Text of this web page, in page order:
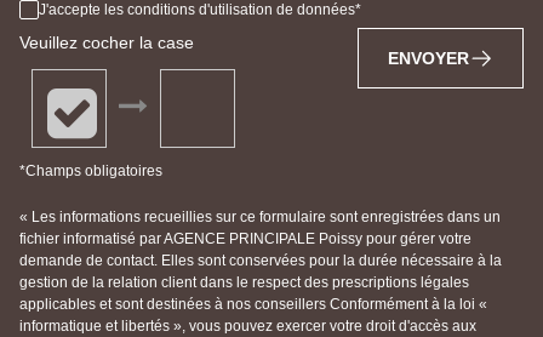
J'accepte les conditions d'utilisation de données
Veuillez cocher la case
*Champs obligatoires
ENVOYER
« Les informations recueillies sur ce formulaire sont enregistrées dans un
fichier informatisé par AGENCE PRINCIPALE Poissy pour gérer votre
demande de contact. Elles sont conservées pour la durée nécessaire à la
gestion de la relation client dans le respect des prescriptions légales
applicables et sont destinées à nos conseillers Conformément à la loi «
informatique et libertés », vous pouvez exercer votre droit d'accès aux